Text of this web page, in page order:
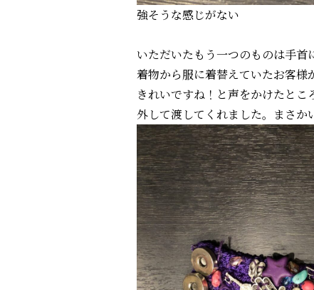
強そうな感じがない
いただいたもう一つのものは手首
着物から服に着替えていたお客様
きれいですね！と声をかけたとこ
外して渡してくれました。まさか